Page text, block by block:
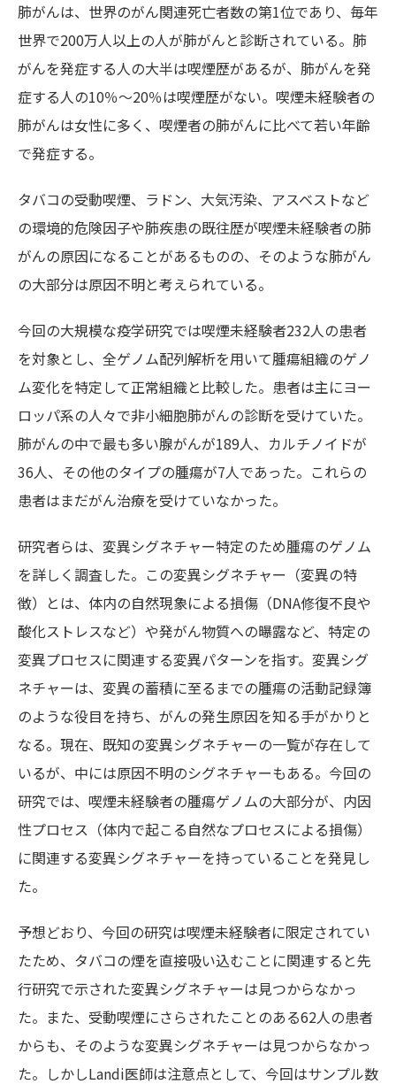
肺がんは、世界のがん関連死亡者数の第1位であり、毎年
世界で200万人以上の人が肺がんと診断されている。肺
がんを発症する人の大半は喫煙歴があるが、肺がんを発
症する人の10％～20％は喫煙歴がない。喫煙未経験者の
肺がんは女性に多く、喫煙者の肺がんに比べて若い年齢
で発症する。
タバコの受動喫煙、ラドン、大気汚染、アスベストなど
の環境的危険因子や肺疾患の既往歴が喫煙未経験者の肺
がんの原因になることがあるものの、そのような肺がん
の大部分は原因不明と考えられている。
今回の大規模な疫学研究では喫煙未経験者232人の患者
を対象とし、全ゲノム配列解析を用いて腫瘍組織のゲノ
ム変化を特定して正常組織と比較した。患者は主にヨー
ロッパ系の人々で非小細胞肺がんの診断を受けていた。
肺がんの中で最も多い腺がんが189人、カルチノイドが
36人、その他のタイプの腫瘍が7人であった。これらの
患者はまだがん治療を受けていなかった。
研究者らは、変異シグネチャー特定のため腫瘍のゲノム
を詳しく調査した。この変異シグネチャー（変異の特
徴）とは、体内の自然現象による損傷（DNA修復不良や
酸化ストレスなど）や発がん物質への曝露など、特定の
変異プロセスに関連する変異パターンを指す。変異シグ
ネチャーは、変異の蓄積に至るまでの腫瘍の活動記録簿
のような役目を持ち、がんの発生原因を知る手がかりと
なる。現在、既知の変異シグネチャーの一覧が存在して
いるが、中には原因不明のシグネチャーもある。今回の
研究では、喫煙未経験者の腫瘍ゲノムの大部分が、内因
性プロセス（体内で起こる自然なプロセスによる損傷）
に関連する変異シグネチャーを持っていることを発見し
た。
予想どおり、今回の研究は喫煙未経験者に限定されてい
たため、タバコの煙を直接吸い込むことに関連すると先
行研究で示された変異シグネチャーは見つからなかっ
た。また、受動喫煙にさらされたことのある62人の患者
からも、そのような変異シグネチャーは見つからなかっ
た。しかしLandi医師は注意点として、今回はサンプル数